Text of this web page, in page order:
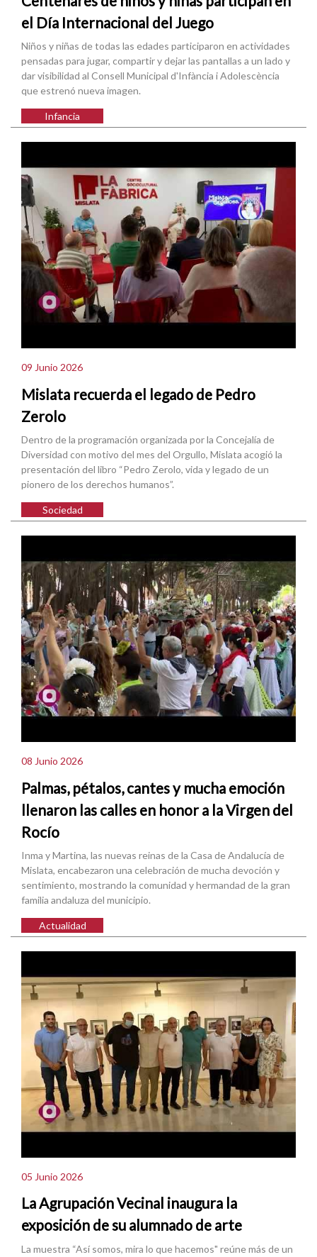
el Día Internacional del Juego
Niños y niñas de todas las edades participaron en actividades
pensadas para jugar, compartir y dejar las pantallas a un lado y
dar visibilidad al Consell Municipal d'Infància i Adolescència
que estrenó nueva imagen.
Infancia
09 Junio 2026
Mislata recuerda el legado de Pedro
Zerolo
Dentro de la programación organizada por la Concejalía de
Diversidad con motivo del mes del Orgullo, Mislata acogió la
presentación del libro “Pedro Zerolo, vida y legado de un
pionero de los derechos humanos”.
Sociedad
08 Junio 2026
Palmas, pétalos, cantes y mucha emoción
llenaron las calles en honor a la Virgen del
Rocío
Inma y Martina, las nuevas reinas de la Casa de Andalucía de
Mislata, encabezaron una celebración de mucha devoción y
sentimiento, mostrando la comunidad y hermandad de la gran
familia andaluza del municipio.
Actualidad
05 Junio 2026
La Agrupación Vecinal inaugura la
exposición de su alumnado de arte
La muestra “Así somos, mira lo que hacemos" reúne más de un